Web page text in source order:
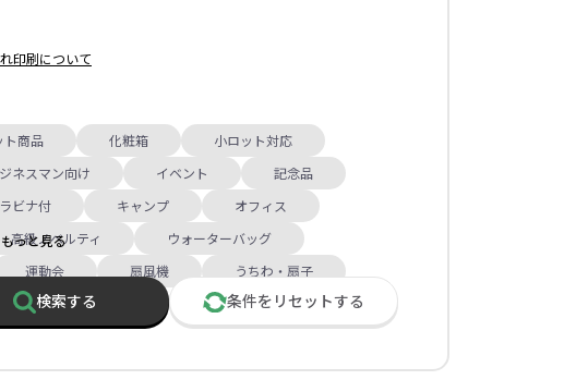
印刷について
ト商品 化粧箱
小ロット対応
ネスマン向け イベント
記念品
ビナ付 キャンプ
オフィス
高級ノベルティ
ウォーターバッグ
運動会 扇風機 うちわ・扇子
っと見る
検索する 条件を リセットする